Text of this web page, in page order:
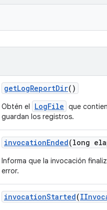
getLogReportDir()
Obtén el LogFile que
guardan los registros.
invocationEnded(long
Informa que la invocación
error.
invocationStarted(